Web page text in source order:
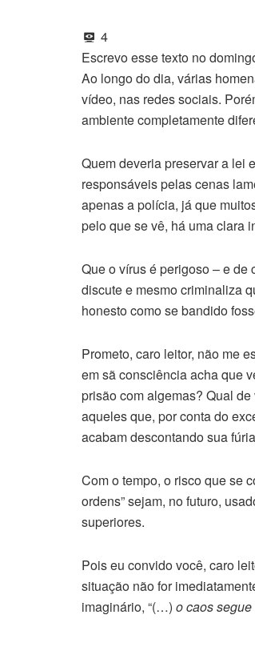
4
Escrevo esse texto no
Ao longo do dia, várias
vídeo, nas redes sociais.
ambiente completamente
Quem deveria preservar a lei
responsáveis pelas cenas
apenas a polícia, já que
pelo que se vê, há uma clara
Que o vírus é perigoso – e de
discute e mesmo criminaliza
honesto como se bandido
Prometo, caro leitor, não me
em sã consciência acha que
prisão com algemas? Qual
aqueles que, por conta do
acabam descontando sua
Com o tempo, o risco que se
ordens” sejam, no futuro,
superiores.
Pois eu convido você, caro
situação não for
imaginário, “(…) o caos